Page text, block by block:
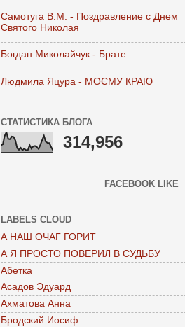
Самотуга В.М. - Поздравление с Днем
Святого Николая
Богдан Миколайчук - Брате
Людмила Яцура - МОЄМУ КРАЮ
СТАТИСТИКА БЛОГА
314,956
FACEBOOK LIKE
LABELS CLOUD
А НАШ ОЧАГ ГОРИТ
А Я ПРОСТО ПОВЕРИЛ В СУДЬБУ
Абетка
Асадов Эдуард
Ахматова Анна
Бродский Иосиф